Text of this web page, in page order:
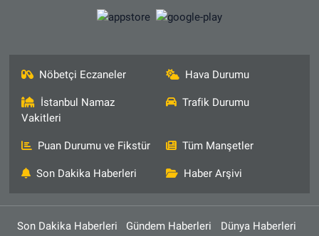
Nöbetçi Eczaneler Hava Durumu
İstanbul Namaz
Vakitleri
Trafik Durumu
Puan Durumu ve Fikstür Tüm Manşetler
Son Dakika Haberleri Haber Arşivi
Son Dakika Haberleri Gündem Haberleri
Dünya Haberleri